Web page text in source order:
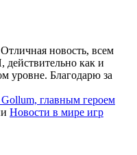
новость, всем
как и
уровне. Благодарю за
главным героем
Новости в мире игр